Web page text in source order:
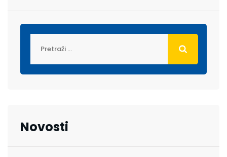
Novosti